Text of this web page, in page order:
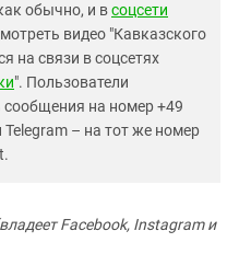
обычно, и всоцсети
видео "Кавказского
на связи в соцсетях
". Пользователи
на номер +49
– на тот же номер
Facebook, Instagram и